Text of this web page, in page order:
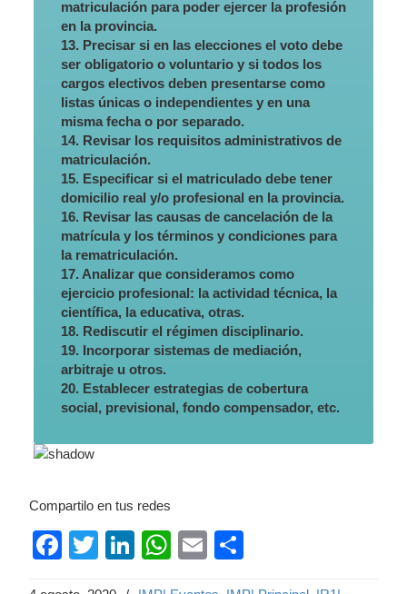
matriculación para poder ejercer la profesión
en la provincia.
13. Precisar si en las elecciones el voto debe
ser obligatorio o voluntario y si todos los
cargos electivos deben presentarse como
listas únicas o independientes y en una
misma fecha o por separado.
14. Revisar los requisitos administrativos de
matriculación.
15. Especificar si el matriculado debe tener
domicilio real y/o profesional en la provincia.
16. Revisar las causas de cancelación de la
matrícula y los términos y condiciones para
la rematriculación.
17. Analizar que consideramos como
ejercicio profesional: la actividad técnica, la
científica, la educativa, otras.
18. Rediscutir el régimen disciplinario.
19. Incorporar sistemas de mediación,
arbitraje u otros.
20. Establecer estrategias de cobertura
social, previsional, fondo compensador, etc.
Compartilo en tus redes
Facebook
Twitter
LinkedIn
WhatsApp
Email